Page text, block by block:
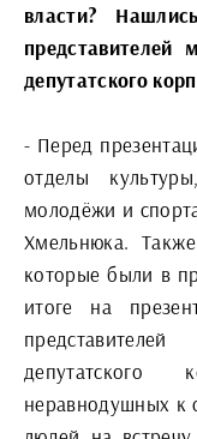
власти?
депутатского
- Перед
отделы
молодёжи и
Хмельнюка.
которые были в
итоге на
депутатского
неравнодушных к